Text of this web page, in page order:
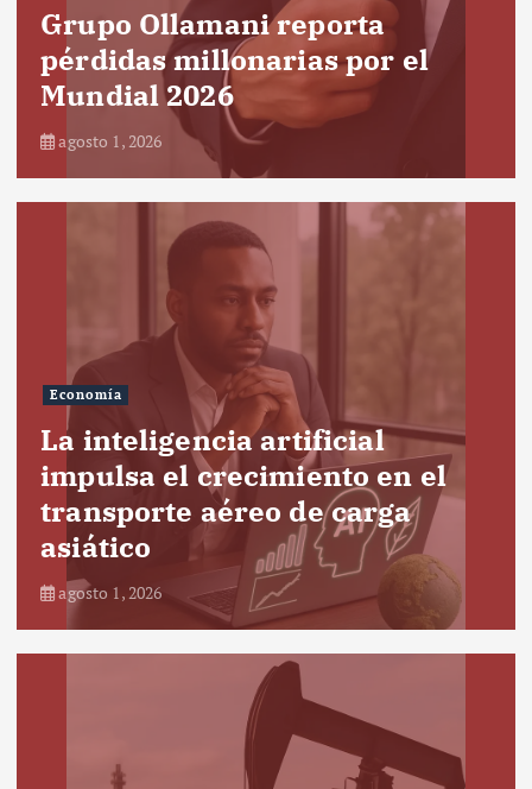
Grupo Ollamani reporta
pérdidas millonarias por el
Mundial 2026
agosto 1, 2026
Economía
La inteligencia artificial
impulsa el crecimiento en el
transporte aéreo de carga
asiático
agosto 1, 2026